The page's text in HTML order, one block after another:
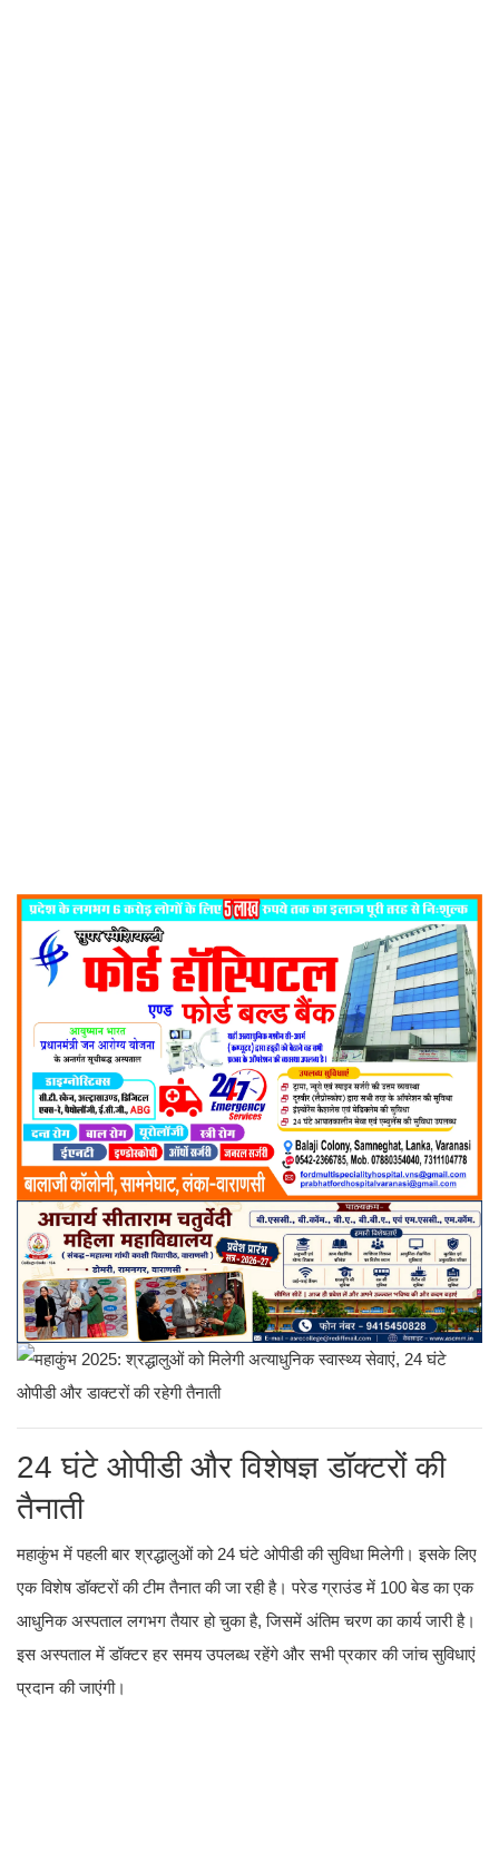
24 घंटे ओपीडी और विशेषज्ञ डॉक्टरों की
तैनाती
महाकुंभ में पहली बार श्रद्धालुओं को 24 घंटे ओपीडी की सुविधा मिलेगी। इसके लिए
एक विशेष डॉक्टरों की टीम तैनात की जा रही है। परेड ग्राउंड में 100 बेड का एक
आधुनिक अस्पताल लगभग तैयार हो चुका है, जिसमें अंतिम चरण का कार्य जारी है।
इस अस्पताल में डॉक्टर हर समय उपलब्ध रहेंगे और सभी प्रकार की जांच सुविधाएं
प्रदान की जाएंगी।